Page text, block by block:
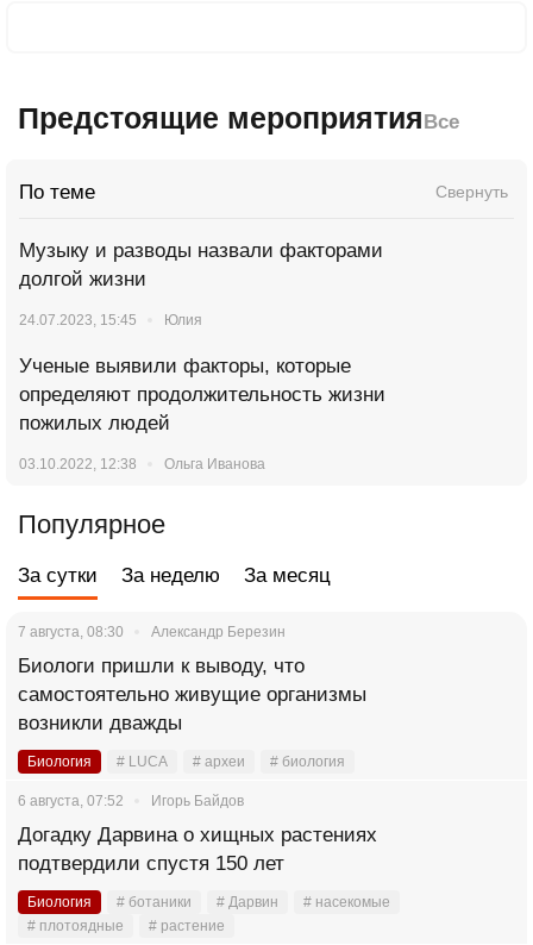
Предстоящие мероприятияВсе
По теме Свернуть
Музыку и разводы назвали факторами
долгой жизни
24.07.2023, 15:45 Юлия
Ученые выявили факторы, которые
определяют продолжительность жизни
пожилых людей
03.10.2022, 12:38 Ольга Иванова
Популярное
За сутки За неделю За месяц
7 августа, 08:30 Александр Березин
Биологи пришли к выводу, что
самостоятельно живущие организмы
возникли дважды
Биология # LUCA # археи # биология
6 августа, 07:52 Игорь Байдов
Догадку Дарвина о хищных растениях
подтвердили спустя 150 лет
Биология # ботаники # Дарвин
# насекомые
# плотоядные
# растение